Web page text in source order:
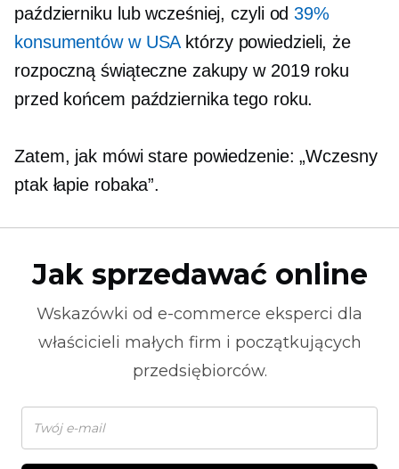
październiku lub wcześniej, czyli od39%
konsumentów w USAktórzy powiedzieli, że
rozpoczną świąteczne zakupy w 2019 roku
przed końcem października tego roku.
Zatem, jak mówi stare powiedzenie: „Wczesny
ptak łapie robaka”.
Jak sprzedawać online
Wskazówki od e-commerce eksperci dla
właścicieli małych firm i początkujących
przedsiębiorców.